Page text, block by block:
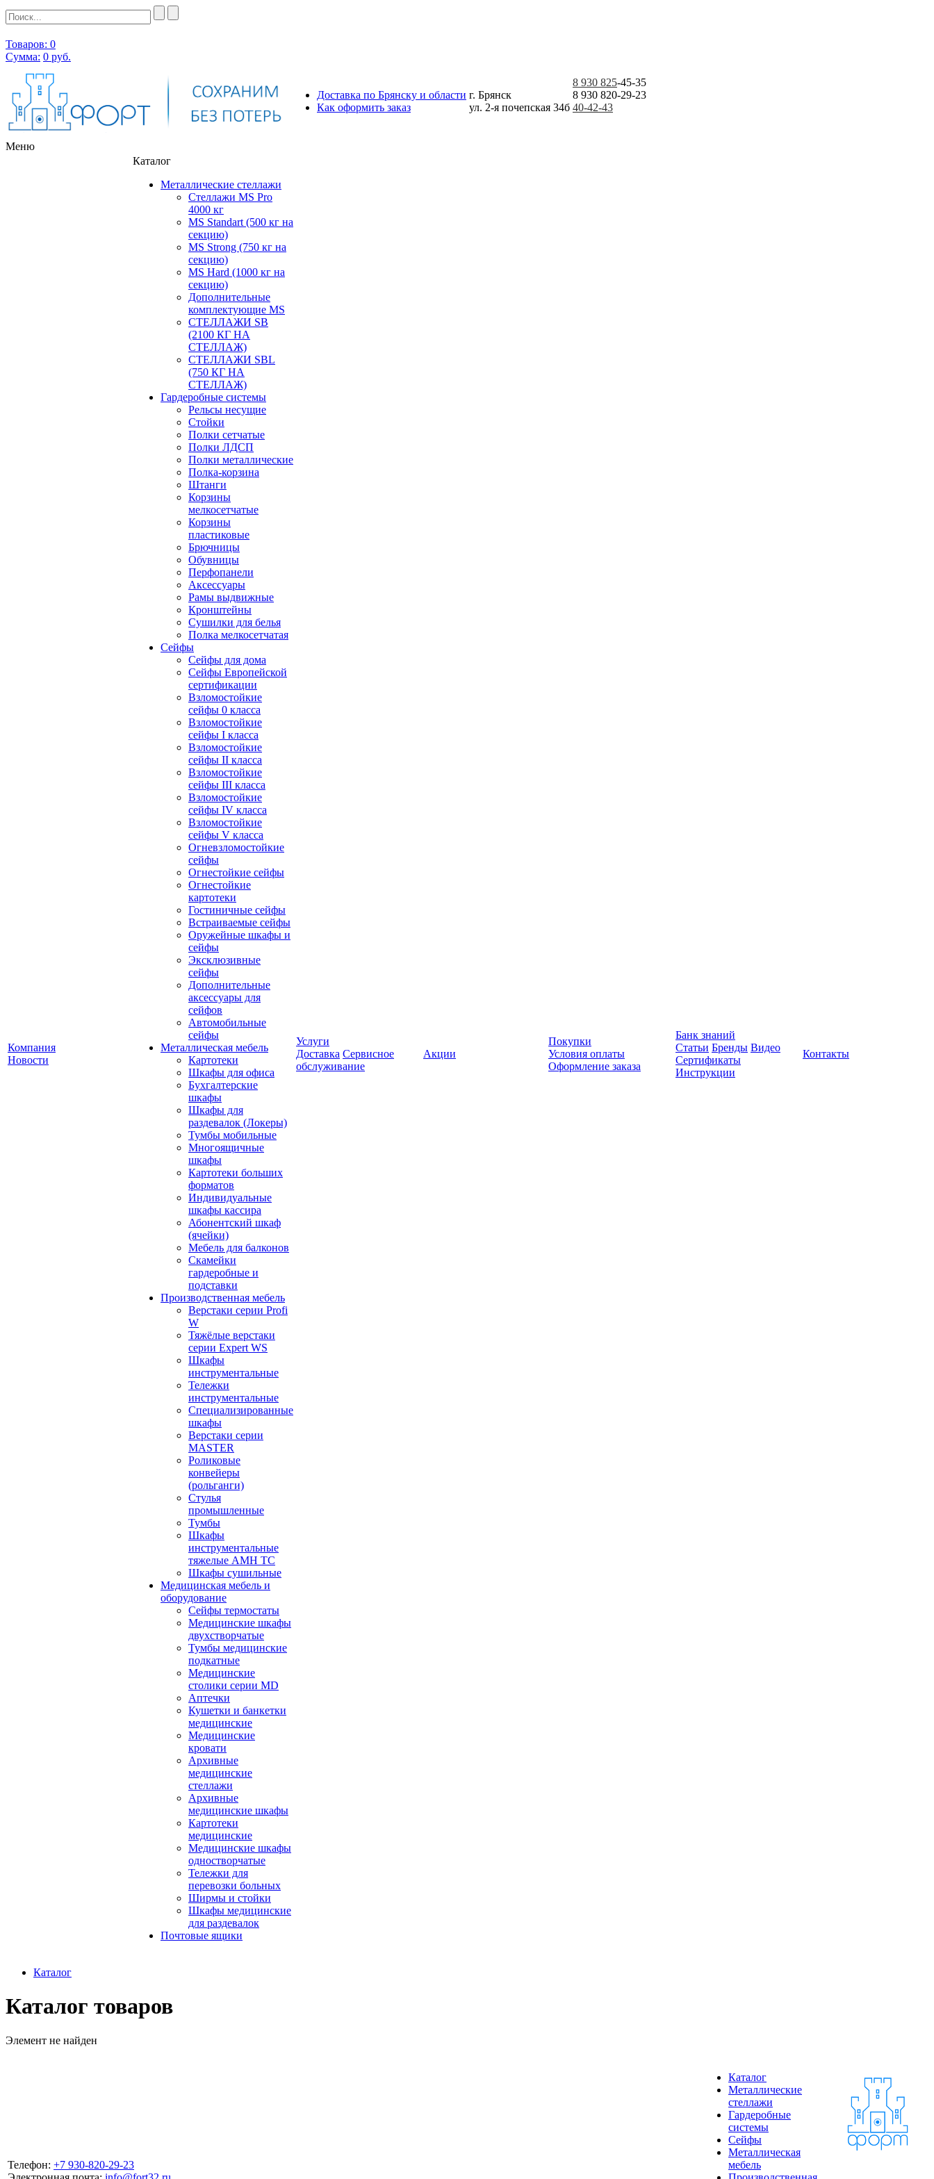
Товаров: 0
Сумма: 0 руб.
Доставка по Брянску и области
Как оформить заказ
г. Брянск
ул. 2-я почепская 34б
8 930 825-45-35
8 930 820-29-23
40-42-43
Меню
Компания
Новости
Каталог
Металлические стеллажи
Стеллажи MS Pro
4000 кг
MS Standart (500 кг на
секцию)
MS Strong (750 кг на
секцию)
MS Hard (1000 кг на
секцию)
Дополнительные
комплектующие MS
СТЕЛЛАЖИ SB
(2100 КГ НА
СТЕЛЛАЖ)
СТЕЛЛАЖИ SBL
(750 КГ НА
СТЕЛЛАЖ)
Гардеробные системы
Рельсы несущие
Стойки
Полки сетчатые
Полки ЛДСП
Полки металлические
Полка-корзина
Штанги
Корзины
мелкосетчатые
Корзины
пластиковые
Брючницы
Обувницы
Перфопанели
Аксессуары
Рамы выдвижные
Кронштейны
Сушилки для белья
Полка мелкосетчатая
Сейфы
Сейфы для дома
Сейфы Европейской
сертификации
Взломостойкие
сейфы 0 класса
Взломостойкие
сейфы I класса
Взломостойкие
сейфы II класса
Взломостойкие
сейфы III класса
Взломостойкие
сейфы IV класса
Взломостойкие
сейфы V класса
Огневзломостойкие
сейфы
Огнестойкие сейфы
Огнестойкие
картотеки
Гостиничные сейфы
Встраиваемые сейфы
Оружейные шкафы и
сейфы
Эксклюзивные
сейфы
Дополнительные
аксессуары для
сейфов
Автомобильные
сейфы
Металлическая мебель
Картотеки
Шкафы для офиса
Бухгалтерские
шкафы
Шкафы для
раздевалок (Локеры)
Тумбы мобильные
Многоящичные
шкафы
Картотеки больших
форматов
Индивидуальные
шкафы кассира
Абонентский шкаф
(ячейки)
Мебель для балконов
Скамейки
гардеробные и
подставки
Производственная мебель
Верстаки серии Profi
W
Тяжёлые верстаки
серии Expert WS
Шкафы
инструментальные
Тележки
инструментальные
Cпециализированные
шкафы
Верстаки серии
MASTER
Роликовые
конвейеры
(рольганги)
Стулья
промышленные
Тумбы
Шкафы
инструментальные
тяжелые АМН ТС
Шкафы сушильные
Медицинская мебель и
оборудование
Сейфы термостаты
Медицинские шкафы
двухстворчатые
Тумбы медицинские
подкатные
Медицинские
столики серии MD
Аптечки
Кушетки и банкетки
медицинские
Медицинские
кровати
Архивные
медицинские
стеллажи
Архивные
медицинские шкафы
Картотеки
медицинские
Медицинские шкафы
одностворчатые
Тележки для
перевозки больных
Ширмы и стойки
Шкафы медицинские
для раздевалок
Почтовые ящики
Услуги
Доставка Сервисное
обслуживание
Акции
Покупки
Условия оплаты
Оформление заказа
Банк знаний
Статьи Бренды Видео
Сертификаты
Инструкции
Контакты
Каталог
Каталог товаров
Элемент не найден
Телефон: +7 930-820-29-23
Каталог
Металлические
стеллажи
Гардеробные
системы
Сейфы
Металлическая
мебель